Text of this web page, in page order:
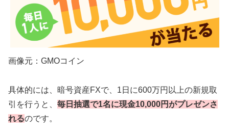
画像元：GMOコイン
具体的には、暗号資産FXで、1日に600万円以上の新規取
引を行うと、 毎日抽選で1名に現金10,000円がプレゼンさ
れるのです。